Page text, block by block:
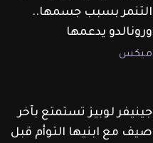
التنمر بسبب جسمها..
ورونالدو يدعمها
ميكس
جينيفر لوبيز تستمتع بآخر
صيف مع ابنيها التوأم قبل